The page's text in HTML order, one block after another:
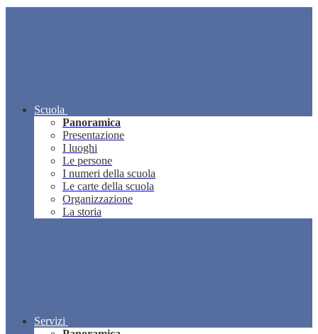
Scuola
Panoramica
Presentazione
I luoghi
Le persone
I numeri della scuola
Le carte della scuola
Organizzazione
La storia
Servizi